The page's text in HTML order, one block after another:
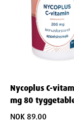
Nycoplus C-
mg 80
NOK 89.00